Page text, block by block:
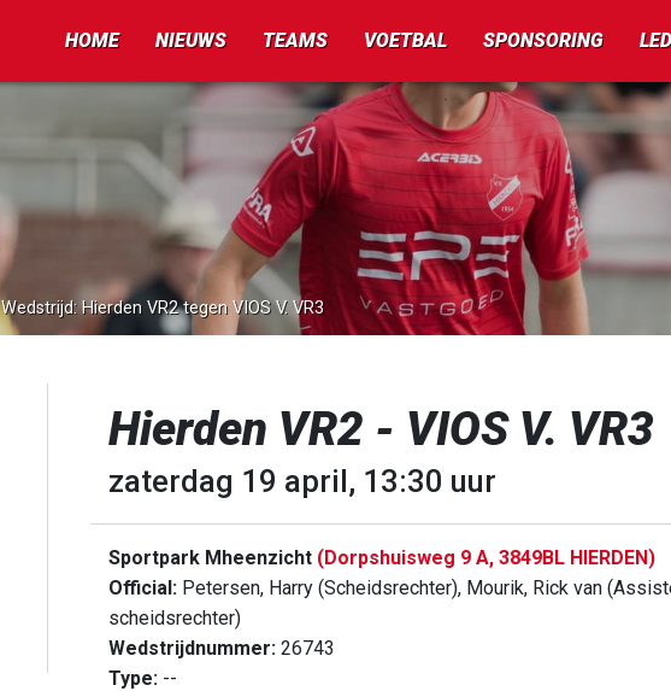
HOME NIEUWS TEAMS VOETBAL SPONSORING
Wedstrijd: Hierden VR2 tegen VIOS V. VR3
Hierden VR2 - VIOS V. VR3
zaterdag 19 april, 13:30 uur
Sportpark Mheenzicht (Dorpshuisweg 9 A, 3849BL HIERDEN)
Official: Petersen, Harry (Scheidsrechter), Mourik, Rick van
scheidsrechter)
Wedstrijdnummer: 26743
Type: --